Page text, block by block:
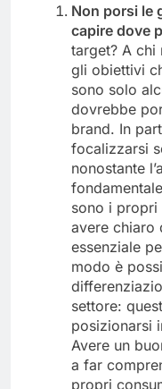
Non porsi le
capire dove
target? A chi
gli obiettivi
sono solo
dovrebbe
brand. In
focalizzarsi
nonostante
sono i
avere chiaro
essenziale
modo è
settore:
posizionarsi
Avere un
a far
propri